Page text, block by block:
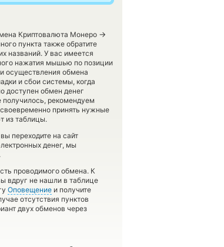
Криптовалюта Монеро →
пункта также обратите
названий. У вас имеется
нажатия мышью по позиции
осуществления обмена
и сбои системы, когда
доступен обмен денег
рекомендуем
принять нужные
из таблицы.
переходите на сайт
денег, мы
проводимого обмена. К
вдруг не нашли в таблице
Оповещение и получите
отсутствия пунктов
двух обменов через